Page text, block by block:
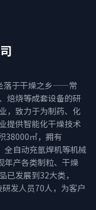
落于干燥之乡——常
焙烧等成套设备的研
，致力于为制药、化
提供智能化干燥技术
38000㎡，拥有
全自动充氩焊机等机械
年产各类制粒、干燥
发展到32大类，
发人员70人，为客户